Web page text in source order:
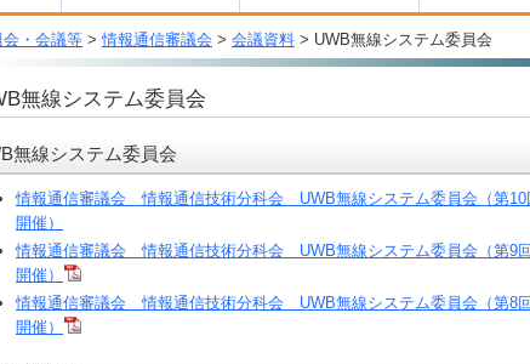
・会議等 >情報通信審議会 > 会議資料 > UWB無線システム委員会
無線システム委員会
無線システム委員会
情報通信審議会 情報通信技術分科会 UWB無線システム委員会（第10
開催）
情報通信審議会 情報通信技術分科会 UWB無線システム委員会（第9
開催）
情報通信審議会 情報通信技術分科会 UWB無線システム委員会（第8
開催）